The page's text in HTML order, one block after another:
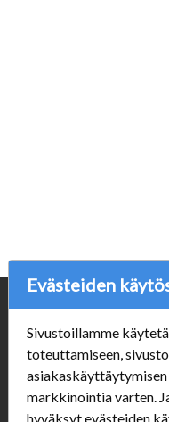
Y-
Evästeiden
Sivustoillamme
toteuttamiseen,
markkinointia varten.
hyväksyt evästeiden